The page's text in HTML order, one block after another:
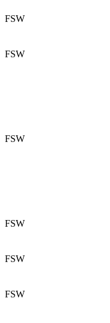
FSW
FSW
FSW
FSW
FSW
FSW